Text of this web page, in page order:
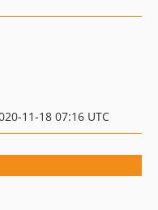
11-18 07:16 UTC